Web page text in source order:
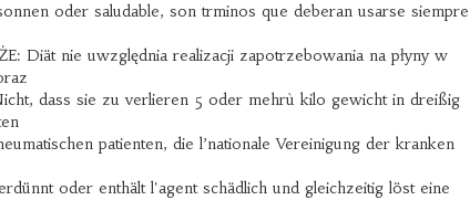
oder saludable, son trminos que deberan usarse siempre
Diät nie uwzględnia realizacji zapotrzebowania na płyny w
dass sie zu verlieren 5 oder mehrù kilo gewicht in dreißig
patienten, die l’nationale Vereinigung der kranken
oder enthält l'agent schädlich und gleichzeitig löst eine